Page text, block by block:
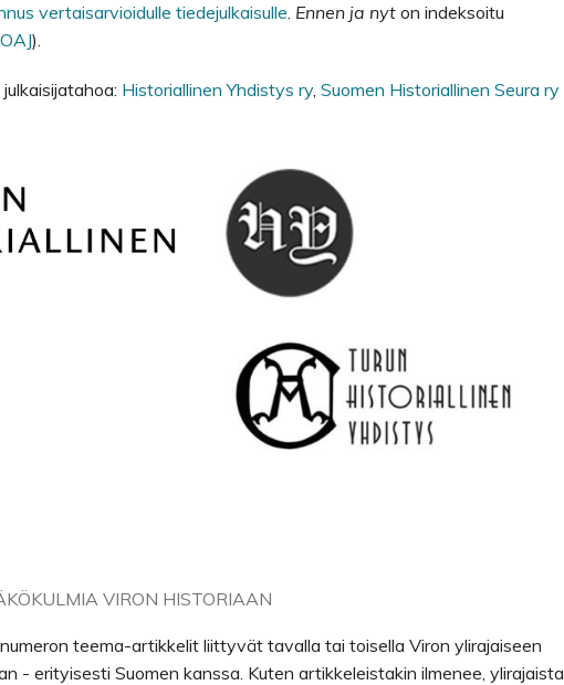
vertaisarvioidulle tiedejulkaisulle. Ennen ja nyt on indeksoitu
).
Historiallinen Yhdistys ry, Suomen Historiallinen Seura ry
VIRON HISTORIAAN
teema-artikkelit liittyvät tavalla tai toisella Viron ylirajaiseen
- erityisesti Suomen kanssa. Kuten artikkeleistakin ilmenee, ylirajaista